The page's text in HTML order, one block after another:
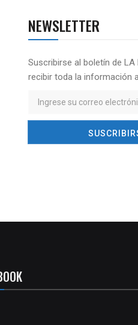
NEWSLETTER
Suscribirse al boletín de LA
recibir toda la información